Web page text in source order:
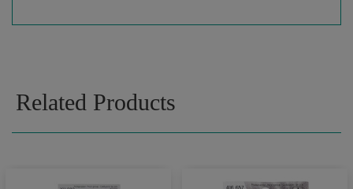
Related Products